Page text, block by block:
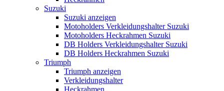
Suzuki
Suzuki anzeigen
Motoholders Verkleidungshalter Suzuki
Motoholders Heckrahmen Suzuki
DB Holders Verkleidungshalter Suzuki
DB Holders Heckrahmen Suzuki
Triumph
Triumph anzeigen
Verkleidungshalter
Heckrahmen